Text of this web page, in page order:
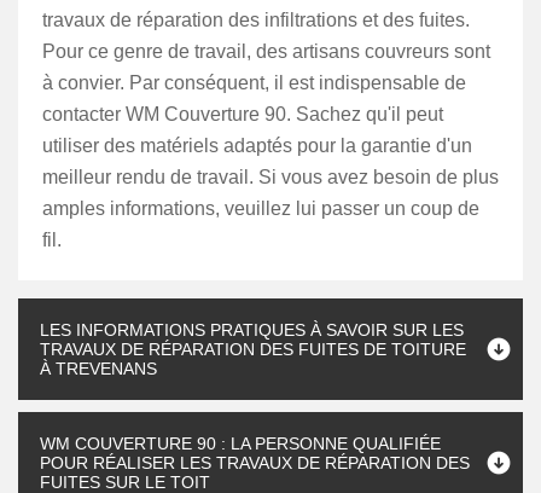
travaux de réparation des infiltrations et des fuites.
Pour ce genre de travail, des artisans couvreurs sont
à convier. Par conséquent, il est indispensable de
contacter WM Couverture 90. Sachez qu'il peut
utiliser des matériels adaptés pour la garantie d'un
meilleur rendu de travail. Si vous avez besoin de plus
amples informations, veuillez lui passer un coup de
fil.
LES INFORMATIONS PRATIQUES À SAVOIR SUR LES
TRAVAUX DE RÉPARATION DES FUITES DE TOITURE
À TREVENANS
WM COUVERTURE 90 : LA PERSONNE QUALIFIÉE
POUR RÉALISER LES TRAVAUX DE RÉPARATION DES
FUITES SUR LE TOIT